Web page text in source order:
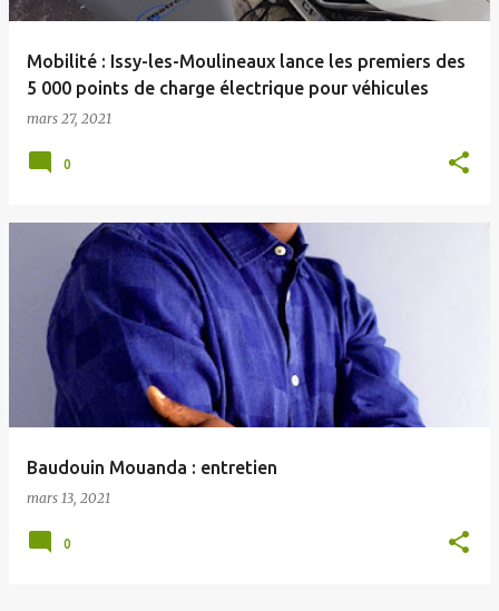
Mobilité : Issy-les-Moulineaux lance les premiers des
5 000 points de charge électrique pour véhicules
mars 27, 2021
0
Baudouin Mouanda : entretien
mars 13, 2021
0